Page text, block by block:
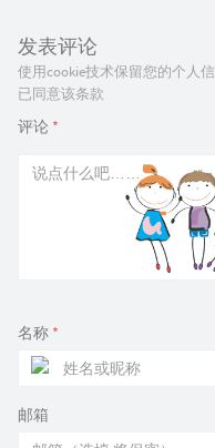
发表评论
使用cookie技术保留您的个人
已同意该条款
评论 *
名称 *
邮箱